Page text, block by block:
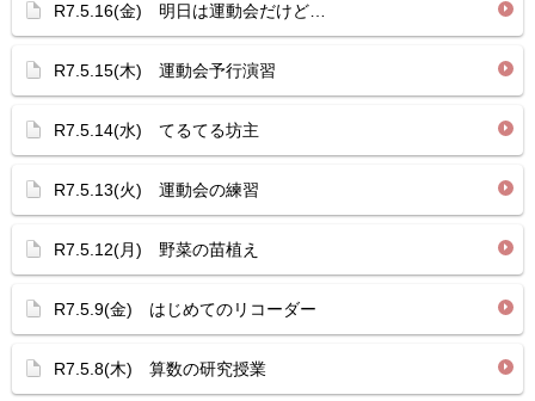
R7.5.16(金) 明日は運動会だけど…
R7.5.15(木) 運動会予行演習
R7.5.14(水) てるてる坊主
R7.5.13(火) 運動会の練習
R7.5.12(月) 野菜の苗植え
R7.5.9(金) はじめてのリコーダー
R7.5.8(木) 算数の研究授業